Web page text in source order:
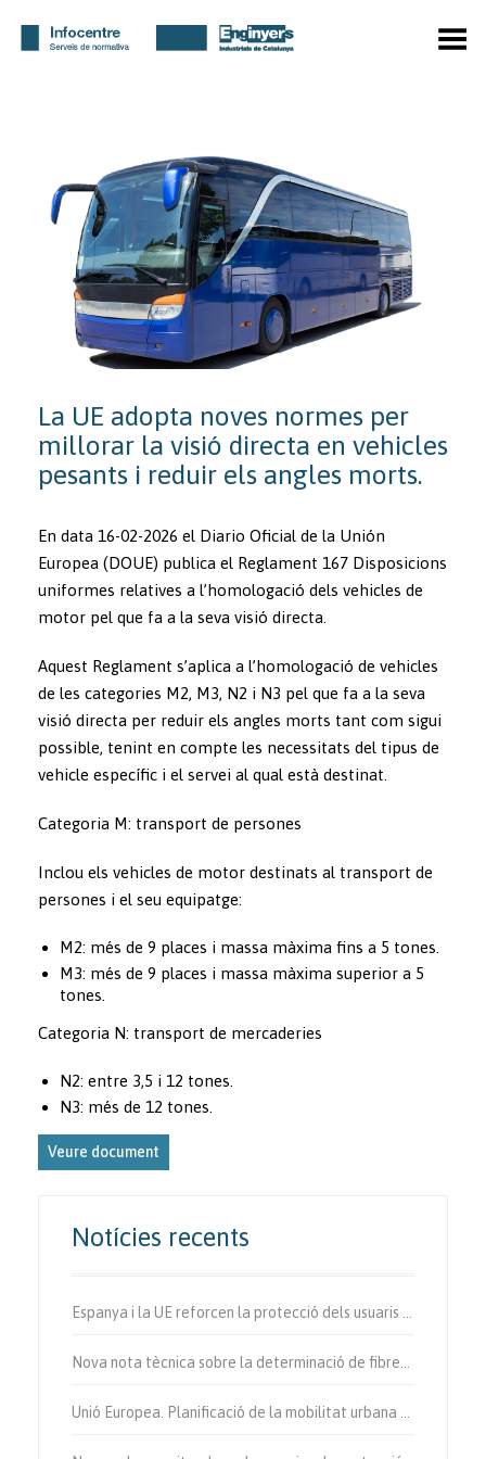
Toggle Menu
La UE adopta noves normes per
millorar la visió directa en vehicles
pesants i reduir els angles morts.
En data 16-02-2026 el Diario Oficial de la Unión
Europea (DOUE) publica el Reglament 167 Disposicions
uniformes relatives a l’homologació dels vehicles de
motor pel que fa a la seva visió directa.
Aquest Reglament s’aplica a l’homologació de vehicles
de les categories M2, M3, N2 i N3 pel que fa a la seva
visió directa per reduir els angles morts tant com sigui
possible, tenint en compte les necessitats del tipus de
vehicle específic i el servei al qual està destinat.
Categoria M: transport de persones
Inclou els vehicles de motor destinats al transport de
persones i el seu equipatge:
M2: més de 9 places i massa màxima fins a 5 tones.
M3: més de 9 places i massa màxima superior a 5
tones.
Categoria N: transport de mercaderies
N2: entre 3,5 i 12 tones.
N3: més de 12 tones.
Veure document
Notícies recents
Espanya i la UE reforcen la protecció dels usuaris vulnerables de la via.
Nova nota tècnica sobre la determinació de fibres d’amiant a l’aire.
Unió Europea. Planificació de la mobilitat urbana sostenible.